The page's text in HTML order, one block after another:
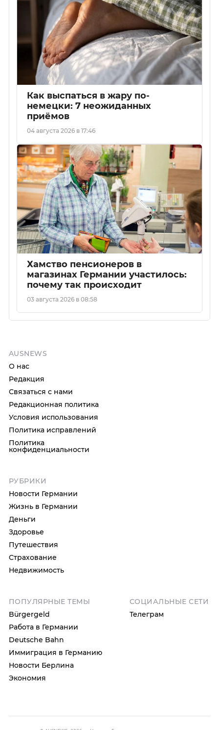
Как выспаться в жару по-
немецки: 7 неожиданных
приёмов
04 августа 2026 в 17:46
Хамство пенсионеров в
магазинах Германии участилось:
почему так происходит
03 августа 2026 в 08:58
AUSNEWS
О нас
Редакция
Связаться с нами
Редакционная политика
Условия использования
Политика исправлений
Политика
конфиденциальности
РУБРИКИ
Новости Германии
Жизнь в Германии
Деньги
Здоровье
Путешествия
Страхование
Недвижимость
ПОПУЛЯРНЫЕ ТЕМЫ
Bürgergeld
Работа в Германии
Deutsche Bahn
Иммиграция в Германию
Новости Берлина
Экономия
СОЦИАЛЬНЫЕ СЕТИ
Телеграм